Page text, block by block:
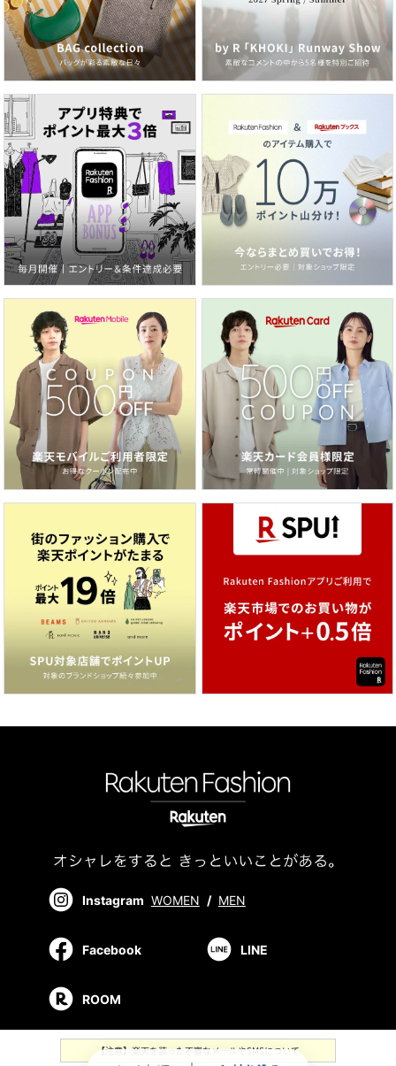
Instagram WOMEN / MEN
Facebook LINE
ROOM
【注意】楽天を装った不審なメールやSMSについて